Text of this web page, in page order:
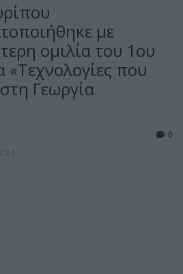
με
ομιλία του 1ου
«Τεχνολογίες που
Γεωργία
0